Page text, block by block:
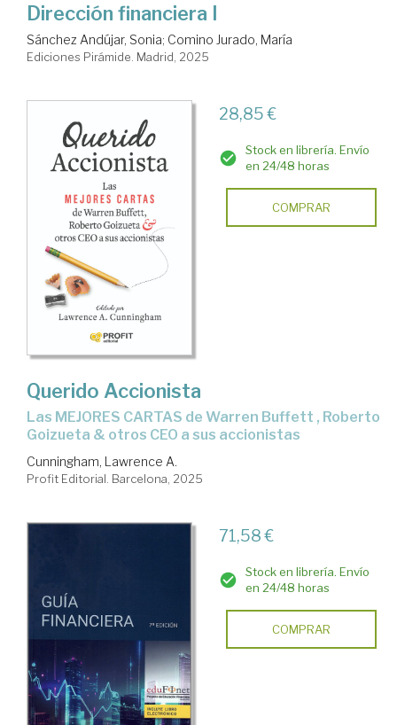
Dirección financiera I
Sánchez Andújar, Sonia; Comino Jurado, María
Ediciones Pirámide. Madrid, 2025
28,85 €
Stock en librería. Envío
en 24/48 horas
COMPRAR
Querido Accionista
Las MEJORES CARTAS de Warren Buffett , Roberto
Goizueta & otros CEO a sus accionistas
Cunningham, Lawrence A.
Profit Editorial. Barcelona, 2025
71,58 €
Stock en librería. Envío
en 24/48 horas
COMPRAR